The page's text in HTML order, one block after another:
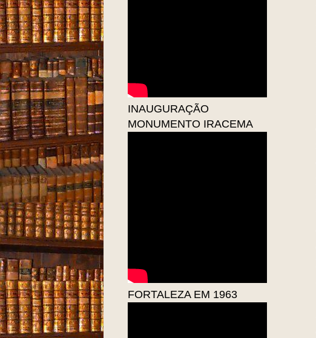
INAUGURAÇÃO
MONUMENTO IRACEMA
FORTALEZA EM 1963